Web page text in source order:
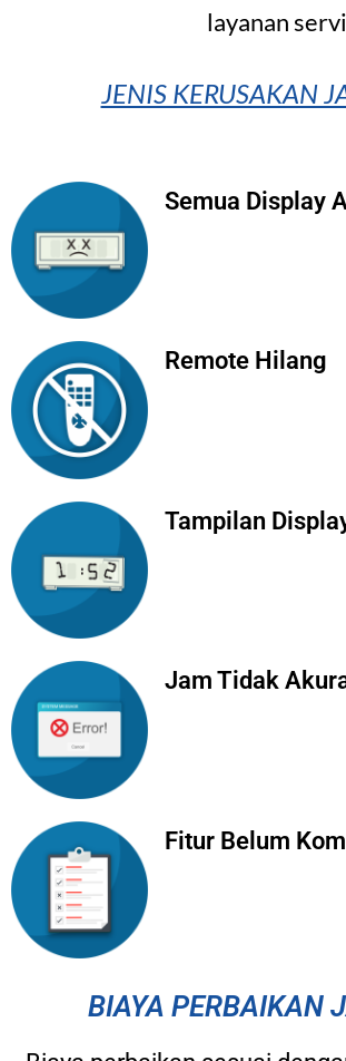
layanan
JENIS KERUSAKAN
Semua Display
Remote Hilang
Tampilan
Jam Tidak
Fitur Belum
BIAYA PERBAIKAN